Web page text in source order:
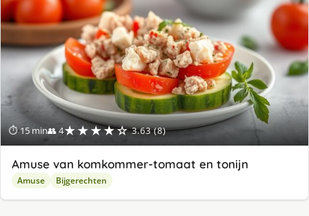
⏱ 15 min👥 4★★★★☆ 3.63 (8)
Amuse van komkommer-tomaat en tonijn
Amuse Bijgerechten